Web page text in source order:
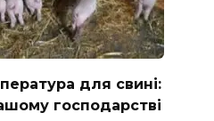
для свині:
господарстві